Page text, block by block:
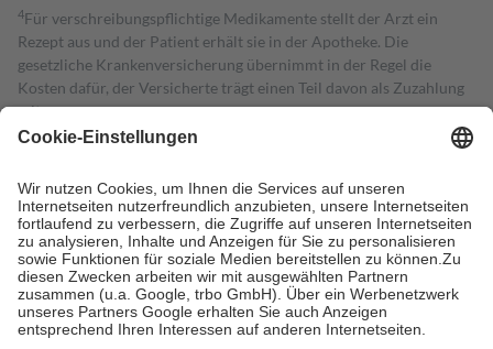
4Für verschreibungspflichtige Medikamente stellt der Arzt ein
Rezept aus und der Patient erhält sie in der Apotheke. Die
gesetzliche Krankenversicherung übernimmt in der Regel die
Kosten dafür, der Versicherte trägt einen Teil davon als Zuzahlung
mit.
Grundsätzlich leisten Mitglieder Zuzahlungen in Höhe von zehn
höchstens zehn Euro.
Es sind jedoch nie mehr als die tatsächlichen
Kosten der Leistung zu entrichten.
Diese Regeln gelten grundsätzlich auch für Online-Apotheken.
Bei Heilmitteln und häuslicher Krankenpflege beträgt die
Zuzahlung zehn Prozent der Kosten sowie zehn Euro je
Verordnung.
Um das Engagement der Versicherten für ihre eigene Gesundheit zu
stärken und die besondere Stellung der Familie zu unterstützen,